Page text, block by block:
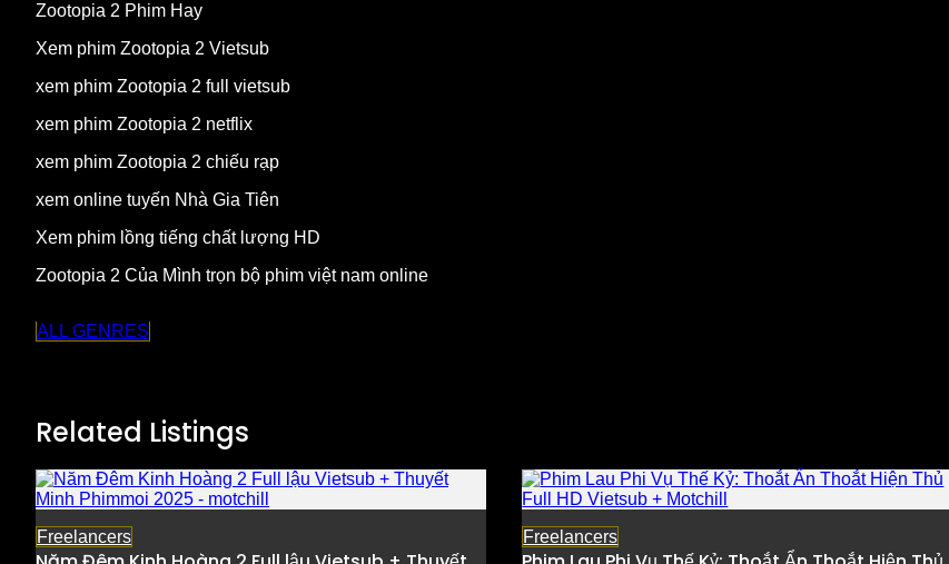
Zootopia 2 Phim Hay
Xem phim Zootopia 2 Vietsub
xem phim Zootopia 2 full vietsub
xem phim Zootopia 2 netflix
xem phim Zootopia 2 chiếu rạp
xem online tuyến Nhà Gia Tiên
Xem phim lồng tiếng chất lượng HD
Zootopia 2 Của Mình trọn bộ phim việt nam online
ALL GENRES
Related Listings
Freelancers Freelancers